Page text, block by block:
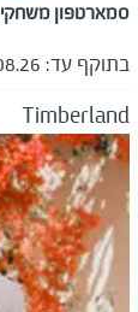
סמארטפון משחקים חינוכי
בתוקף עד:
Timberland